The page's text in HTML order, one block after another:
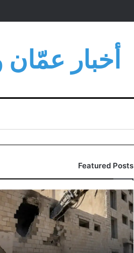
أخبار عمّان
Featured Posts
انطلاق
أعمال
هدم
وإزالة
فندق
كراون